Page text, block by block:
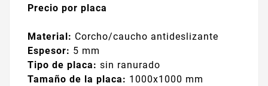
Precio por placa
Material: Corcho/caucho antideslizante
Espesor: 5 mm
Tipo de placa: sin ranurado
Tamaño de la placa: 1000x1000 mm